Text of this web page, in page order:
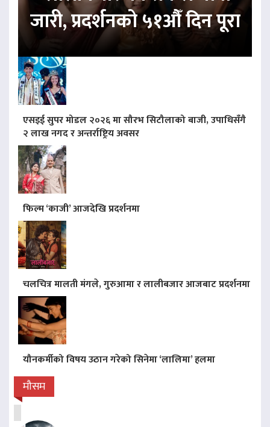
जारी, प्रदर्शनको ५१औँ दिन पूरा
एसइई सुपर मोडल २०२६ मा सौरभ सिटौलाको बाजी, उपाधिसँगै
२ लाख नगद र अन्तर्राष्ट्रिय अवसर
फिल्म ‘काजी’ आजदेखि प्रदर्शनमा
चलचित्र मालती मंगले, गुरुआमा र लालीबजार आजबाट प्रदर्शनमा
यौनकर्मीको विषय उठान गरेको सिनेमा ‘लालिमा’ हलमा
मौसम